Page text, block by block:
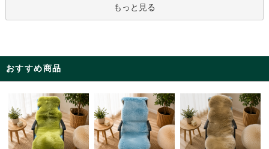
もっと見る
おすすめ商品